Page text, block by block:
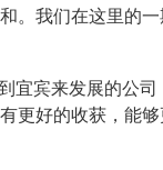
。我们在这里的一
宜宾来发展的公司
更好的收获，能